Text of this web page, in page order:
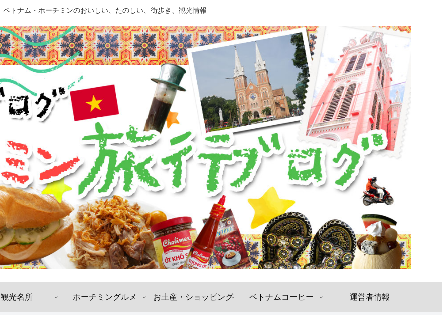
ベトナム・ホーチミンのおいしい、たのしい、街歩き、観光情報
観光名所 ホーチミングルメ お土産・ショッピング ベトナムコーヒー 運営者情報